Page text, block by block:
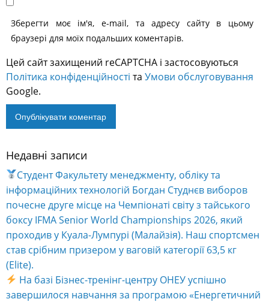
Зберегти моє ім'я, e-mail, та адресу сайту в цьому
браузері для моїх подальших коментарів.
Цей сайт захищений reCAPTCHA і застосовуються
Політика конфіденційності та Умови обслуговування
Google.
Alternative:
Недавні записи
Студент Факультету менеджменту, обліку та
інформаційних технологій Богдан Студнєв виборов
почесне друге місце на Чемпіонаті світу з тайського
боксу IFMA Senior World Championships 2026, який
проходив у Куала-Лумпурі (Малайзія). Наш спортсмен
став срібним призером у ваговій категорії 63,5 кг
(Elite).
На базі Бізнес-тренінг-центру ОНЕУ успішно
завершилося навчання за програмою «Енергетичний